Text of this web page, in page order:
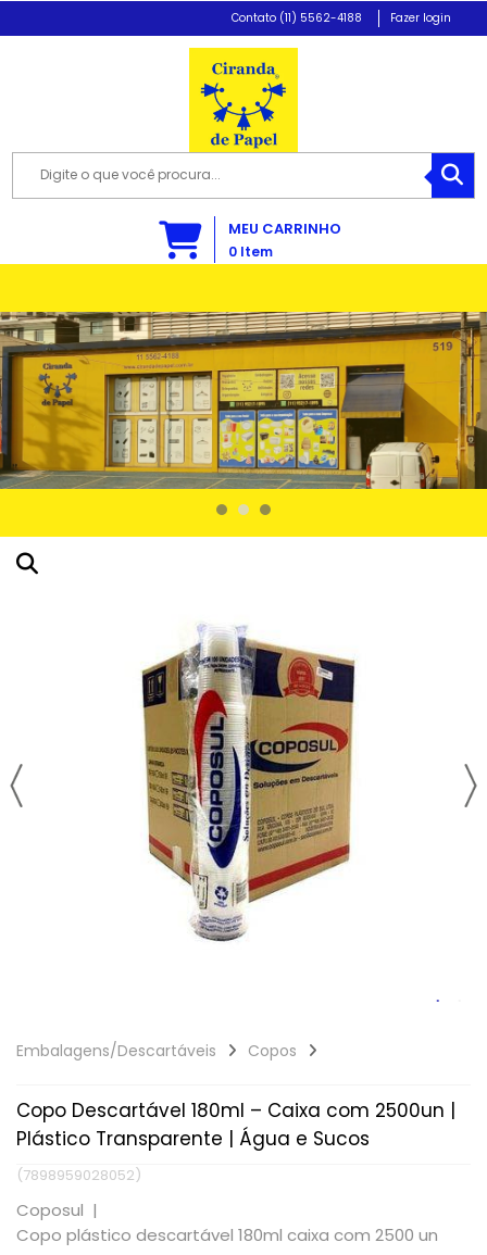
(11) 5562-4188 Fazer login
MEU CARRINHO
0 Item
Embalagens/Descartáveis Copos
Copo Descartável 180ml – Caixa com 2500un |
Plástico Transparente | Água e Sucos
(7898959028052)
Coposul |
Copo plástico descartável 180ml caixa com 2500 un